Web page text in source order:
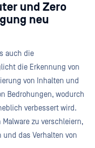
und Zero
neu
auch die
die Erkennung von
von Inhalten und
Bedrohungen, wodurch
verbessert wird.
zu verschleiern,
und das Verhalten von